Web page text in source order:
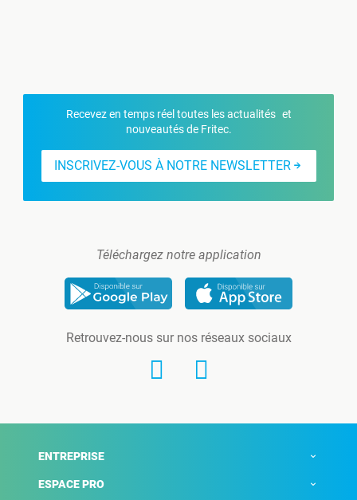
Recevez en temps réel toutes les actualités et
nouveautés de Fritec.
INSCRIVEZ-VOUS À NOTRE NEWSLETTER
Téléchargez notre application
Retrouvez-nous sur nos réseaux sociaux
ENTREPRISE
ESPACE PRO